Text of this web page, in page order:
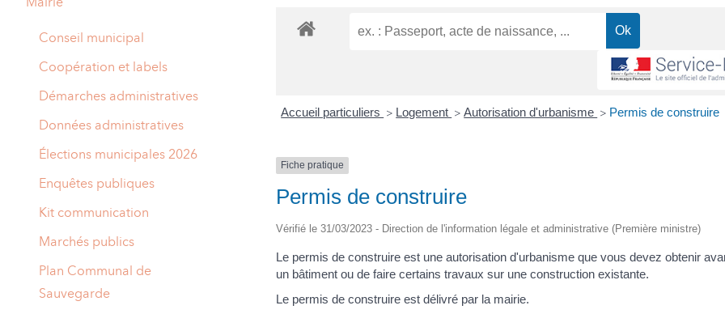
Accueil particuliers > Logement > Autorisation d'urbanisme > Permis de construire
Fiche pratique
Permis de construire
Vérifié le 31/03/2023 - Direction de l'information légale et administrative (Première ministre)
Le permis de construire est une autorisation d'urbanisme que vous devez obtenir
un bâtiment ou de faire certains travaux sur une construction existante.
Le permis de construire est délivré par la mairie.
Conseil municipal
Coopération et labels
Démarches administratives
Données administratives
Élections municipales 2026
Enquêtes publiques
Kit communication
Marchés publics
Plan Communal de
Sauvegarde